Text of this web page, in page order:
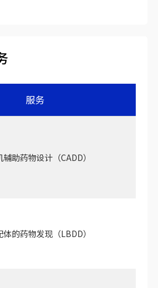
服务
助药物设计（CADD）
体的药物发现（LBDD）